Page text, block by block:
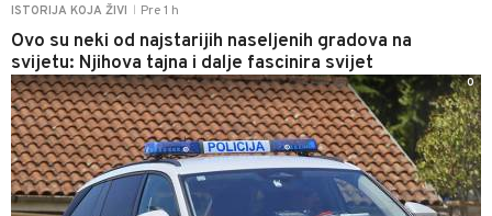
ISTORIJA KOJA ŽIVI Pre 1 h
Ovo su neki od najstarijih naseljenih gradova na
svijetu: Njihova tajna i dalje fascinira svijet
0